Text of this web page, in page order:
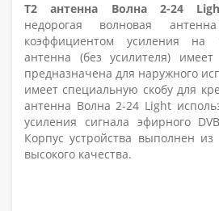
Т2 антенна Волна 2-24
недорогая волновая
коэффициентом усиления на
антенна (без усилителя)
предназначена для наружного
имеет специальную скобу для
антенна Волна 2-24 Light
усиления сигнала эфирного
Корпус устройства выполнен
высокого качества.